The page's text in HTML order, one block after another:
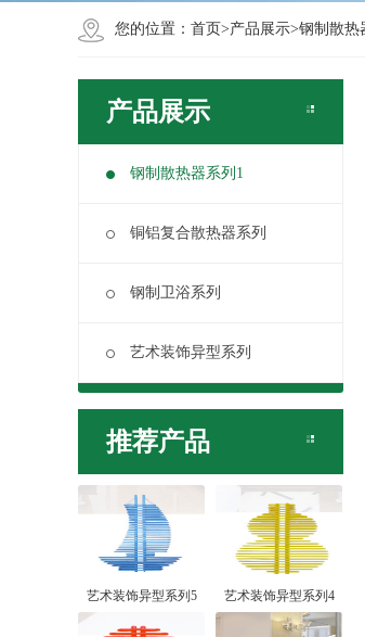
您的位置： 首页>产品展示>钢制散热
产品展示
钢制散热器系列1
铜铝复合散热器系列
钢制卫浴系列
艺术装饰异型系列
推荐产品
艺术装饰异型系列5 艺术装饰异型系列4